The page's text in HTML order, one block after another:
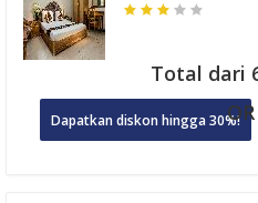
Total dari
Dapatkan diskon hingga 30%!OR